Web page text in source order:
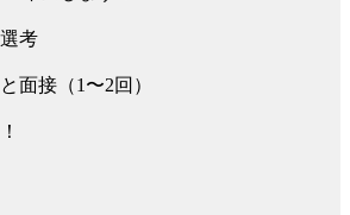
考
面接（1〜2回）